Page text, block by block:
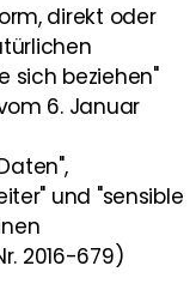
direkt oder
sich beziehen"
6. Januar
und "sensible
2016-679)